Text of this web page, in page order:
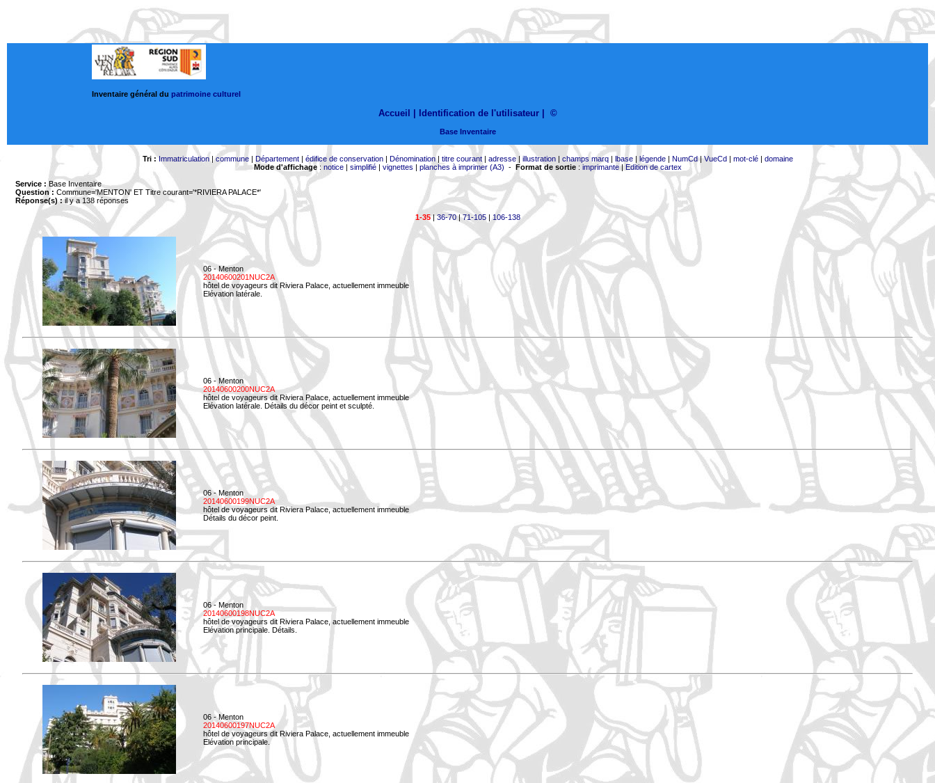
Inventaire général du patrimoine culturel
Accueil | Identification de l'utilisateur ©
Base Inventaire
Tri : Immatriculation|commune| Département| édifice de conservation| Dénomination| titre courant| adresse| illustration| champs marq| lbase| légende| NumCd|VueCd| mot-clé| domaine
Mode d'affichage: notice| simplifié| vignettes | planches à imprimer (A3) - Format de sortie: imprimante|Edition de cartex
Service : Base Inventaire
Question : Commune='MENTON' ET Titre courant='*RIVIERA PALACE*'
Réponse(s) :il y a 138 réponses
1-35|36-70|71-105| 106-138
06 - Menton
20140600201NUC2A
hôtel de voyageurs dit Riviera Palace, actuellement immeuble
Elévation latérale.
06 - Menton
20140600200NUC2A
hôtel de voyageurs dit Riviera Palace, actuellement immeuble
Elévation latérale. Détails du décor peint et sculpté.
06 - Menton
20140600199NUC2A
hôtel de voyageurs dit Riviera Palace, actuellement immeuble
Détails du décor peint.
06 - Menton
20140600198NUC2A
hôtel de voyageurs dit Riviera Palace, actuellement immeuble
Elévation principale. Détails.
06 - Menton
20140600197NUC2A
hôtel de voyageurs dit Riviera Palace, actuellement immeuble
Elévation principale.